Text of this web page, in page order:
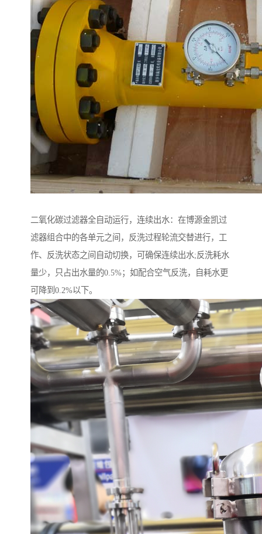
二氧化碳过滤器全自动运行，连续出水：在博源金凯过
滤器组合中的各单元之间，反洗过程轮流交替进行，工
作、反洗状态之间自动切换，可确保连续出水;反洗耗水
量少，只占出水量的0.5%；如配合空气反洗，自耗水更
可降到0.2%以下。